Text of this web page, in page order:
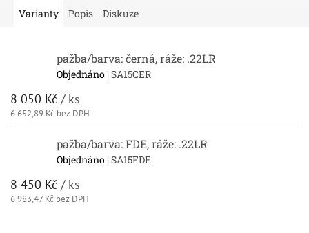
Varianty Popis Diskuze
pažba/barva: černá, ráže: .22LR
Objednáno | SA15CER
8 050 Kč / ks
6 652,89 Kč bez DPH
pažba/barva: FDE, ráže: .22LR
Objednáno | SA15FDE
8 450 Kč / ks
6 983,47 Kč bez DPH